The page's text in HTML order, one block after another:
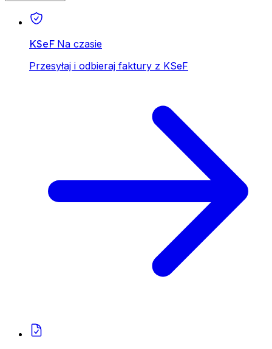
KSeF Na czasie
Przesyłaj i odbieraj faktury z KSeF